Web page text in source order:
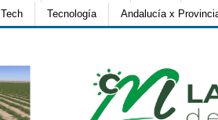
Tech Tecnología Andalucía x